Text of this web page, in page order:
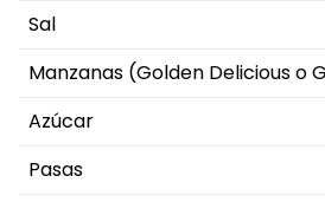
Sal
Manzanas (Golden Delicious o
Azúcar
Pasas